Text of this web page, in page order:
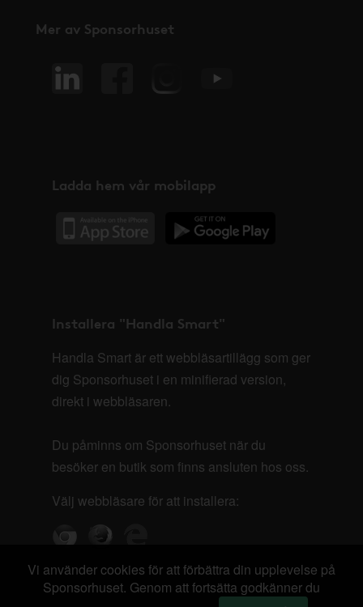
Mer av Sponsorhuset
Ladda hem vår mobilapp
Installera "Handla Smart"
Handla Smart är ett webbläsartillägg som ger
dig Sponsorhuset i en minifierad version,
direkt i webbläsaren.
Du påminns om Sponsorhuset när du
besöker en butik som finns ansluten hos oss.
Välj webbläsare för att installera:
Vi använder cookies för att förbättra din upplevelse på
Sponsorhuset. Genom att fortsätta godkänner du